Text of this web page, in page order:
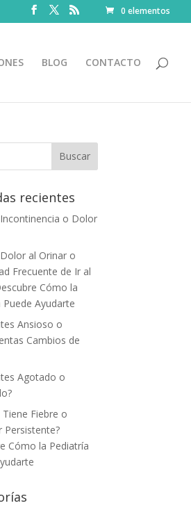
0 elementos
BLOG CONTACTO
recientes
o Dolor
al Orinar o
Frecuente de Ir al
Cómo la
Ayudarte
Ansioso o
Cambios de
Agotado o
Fiebre o
Persistente?
Cómo la Pediatría